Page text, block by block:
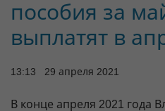
пособия за
выплатят в
13:13 29 апреля 2021
В конце апреля 2021 года